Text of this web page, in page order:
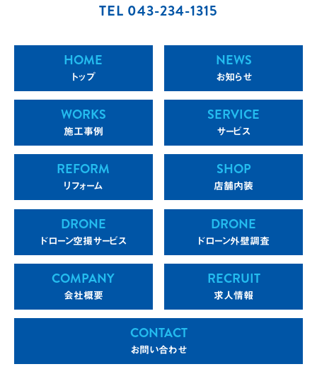
TEL 043-234-1315
HOME
トップ
NEWS
お知らせ
WORKS
施工事例
SERVICE
サービス
REFORM
リフォーム
SHOP
店舗内装
DRONE
ドローン空撮サービス
DRONE
ドローン外壁調査
COMPANY
会社概要
RECRUIT
求人情報
CONTACT
お問い合わせ